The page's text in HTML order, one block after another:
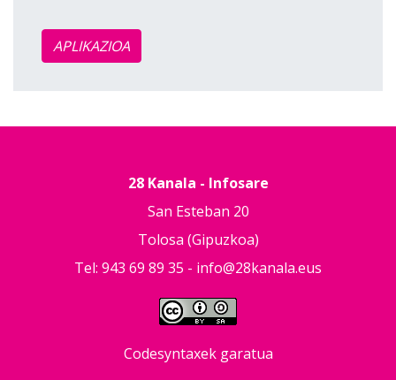
APLIKAZIOA
28 Kanala - Infosare
San Esteban 20
Tolosa (Gipuzkoa)
Tel: 943 69 89 35 - info@28kanala.eus
Codesyntaxek garatua